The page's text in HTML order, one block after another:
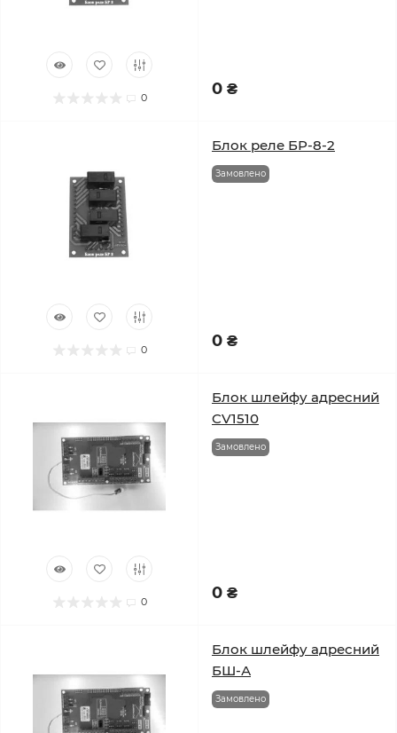
0 0 ₴
0
Блок реле БР-8-2
Замовлено
0 ₴
0
Блок шлейфу адресний
CV1510
Замовлено
0 ₴
Блок шлейфу адресний
БШ-А
Замовлено